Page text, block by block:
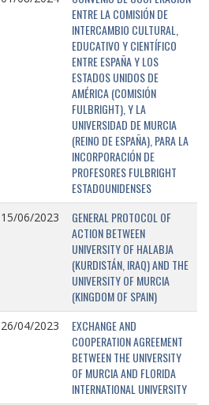
ENTRE LA COMISIÓN DE
INTERCAMBIO CULTURAL,
EDUCATIVO Y CIENTÍFICO
ENTRE ESPAÑA Y LOS
ESTADOS UNIDOS DE
AMÉRICA (COMISIÓN
FULBRIGHT), Y LA
UNIVERSIDAD DE MURCIA
(REINO DE ESPAÑA), PARA LA
INCORPORACIÓN DE
PROFESORES FULBRIGHT
ESTADOUNIDENSES
15/06/2023
GENERAL PROTOCOL OF
ACTION BETWEEN
UNIVERSITY OF HALABJA
(KURDISTÁN, IRAQ) AND THE
UNIVERSITY OF MURCIA
(KINGDOM OF SPAIN)
26/04/2023
EXCHANGE AND
COOPERATION AGREEMENT
BETWEEN THE UNIVERSITY
OF MURCIA AND FLORIDA
INTERNATIONAL UNIVERSITY